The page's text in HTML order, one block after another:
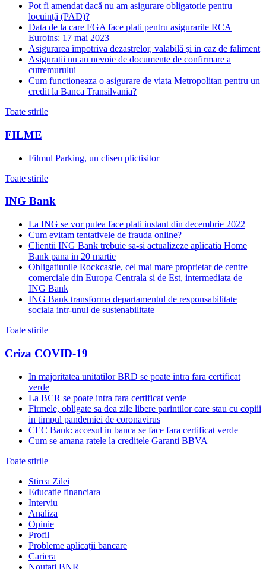
Pot fi amendat dacă nu am asigurare obligatorie pentru
locuință (PAD)?
Data de la care FGA face plati pentru asigurarile RCA
Euroins: 17 mai 2023
Asigurarea împotriva dezastrelor, valabilă și in caz de faliment
Asiguratii nu au nevoie de documente de confirmare a
cutremurului
Cum functioneaza o asigurare de viata Metropolitan pentru un
credit la Banca Transilvania?
Toate stirile
FILME
Filmul Parking, un cliseu plictisitor
Toate stirile
ING Bank
La ING se vor putea face plati instant din decembrie 2022
Cum evitam tentativele de frauda online?
Clientii ING Bank trebuie sa-si actualizeze aplicatia Home
Bank pana in 20 martie
Obligatiunile Rockcastle, cel mai mare proprietar de centre
comerciale din Europa Centrala si de Est, intermediata de
ING Bank
ING Bank transforma departamentul de responsabilitate
sociala intr-unul de sustenabilitate
Toate stirile
Criza COVID-19
In majoritatea unitatilor BRD se poate intra fara certificat
verde
La BCR se poate intra fara certificat verde
Firmele, obligate sa dea zile libere parintilor care stau cu copiii
in timpul pandemiei de coronavirus
CEC Bank: accesul in banca se face fara certificat verde
Cum se amana ratele la creditele Garanti BBVA
Toate stirile
Stirea Zilei
Educatie financiara
Interviu
Analiza
Opinie
Profil
Probleme aplicații bancare
Cariera
Noutati BNR